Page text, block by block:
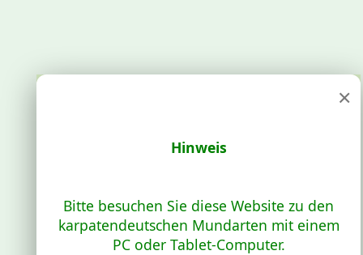
×
Hinweis
Bitte besuchen Sie diese Website zu den
karpatendeutschen Mundarten mit einem
PC oder Tablet-Computer.